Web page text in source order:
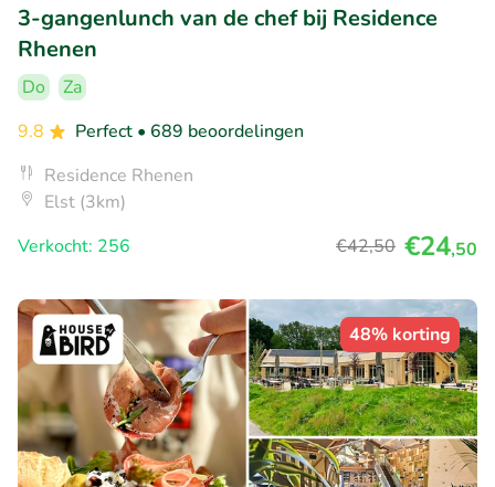
3-gangenlunch van de chef bij Residence
Rhenen
Do
Za
9.8
Perfect • 689 beoordelingen
Residence Rhenen
Elst (3km)
Verkocht: 256
€42,50 €24,50
48% korting